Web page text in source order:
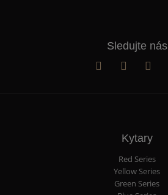
Sledujte nás
Kytary
Red Series
Yellow Series
Green Series